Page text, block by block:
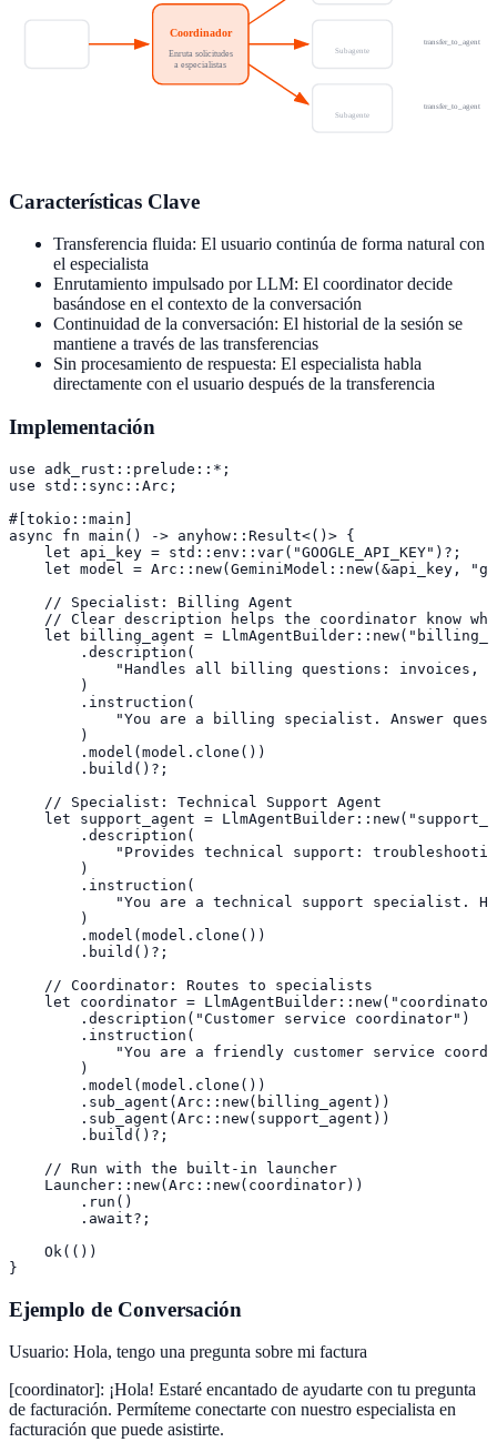
Coordinador
Enruta solicitudes
a especialistas
Subagente
Subagente
transfer_to_agent
transfer_to_agent
Características Clave
Transferencia fluida: El usuario continúa de forma natural con
el especialista
Enrutamiento impulsado por LLM: El coordinator decide
basándose en el contexto de la conversación
Continuidad de la conversación: El historial de la sesión se
mantiene a través de las transferencias
Sin procesamiento de respuesta: El especialista habla
directamente con el usuario después de la transferencia
Implementación
use adk_rust::prelude::*;
use std::sync::Arc;
#[tokio::main]
async fn main() -> anyhow::Result<()> {
    let api_key = std::env::var("GOOGLE_API_KEY")?;
let model = Arc::new(GeminiModel::new(&api_key,
    // Specialist: Billing Agent
// Clear description helps the coordinator know
let billing_agent =
        .description(
"Handles all billing questions: invoices,
        )
        .instruction(
"You are a billing specialist. Answer
        )
        .model(model.clone())
        .build()?;
    // Specialist: Technical Support Agent
let support_agent =
        .description(
"Provides technical support:
        )
        .instruction(
"You are a technical support specialist.
        )
        .model(model.clone())
        .build()?;
    // Coordinator: Routes to specialists
let coordinator =
        .description("Customer service coordinator")
        .instruction(
"You are a friendly customer service
        )
        .model(model.clone())
        .sub_agent(Arc::new(billing_agent))
        .sub_agent(Arc::new(support_agent))
        .build()?;
    // Run with the built-in launcher
    Launcher::new(Arc::new(coordinator))
        .run()
        .await?;
    Ok(())
}
Ejemplo de Conversación
Usuario: Hola, tengo una pregunta sobre mi factura
[coordinator]: ¡Hola! Estaré encantado de ayudarte con tu pregunta
de facturación. Permíteme conectarte con nuestro especialista en
facturación que puede asistirte.